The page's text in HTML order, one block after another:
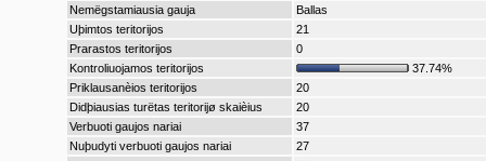
Nemëgstamiausia gauja
Ballas
Uþimtos teritorijos
21
Prarastos teritorijos
0
Kontroliuojamos teritorijos
37.74%
Priklausanèios teritorijos
20
Didþiausias turëtas teritorijø skaièius
20
Verbuoti gaujos nariai
37
Nuþudyti verbuoti gaujos nariai
27